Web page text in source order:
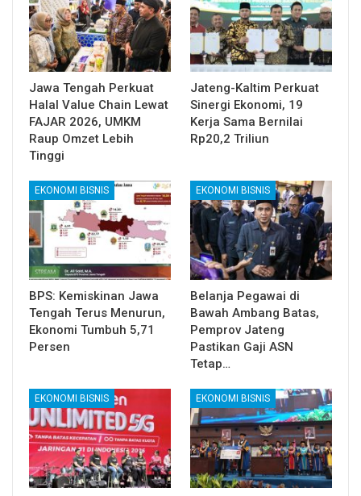
Jawa Tengah Perkuat
Halal Value Chain Lewat
FAJAR 2026, UMKM
Raup Omzet Lebih
Tinggi
Jateng-Kaltim Perkuat
Sinergi Ekonomi, 19
Kerja Sama Bernilai
Rp20,2 Triliun
EKONOMI BISNIS
BPS: Kemiskinan Jawa
Tengah Terus Menurun,
Ekonomi Tumbuh 5,71
Persen
EKONOMI BISNIS
Belanja Pegawai di
Bawah Ambang Batas,
Pemprov Jateng
Pastikan Gaji ASN
Tetap…
EKONOMI BISNIS EKONOMI BISNIS